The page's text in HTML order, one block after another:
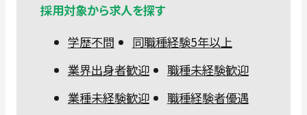
採用対象から求人を探す
学歴不問
同職種経験5年以上
業界出身者歓迎
職種未経験歓迎
業種未経験歓迎
職種経験者優遇